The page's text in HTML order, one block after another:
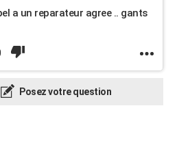
a un reparateur agree .. gants
Posez votre question